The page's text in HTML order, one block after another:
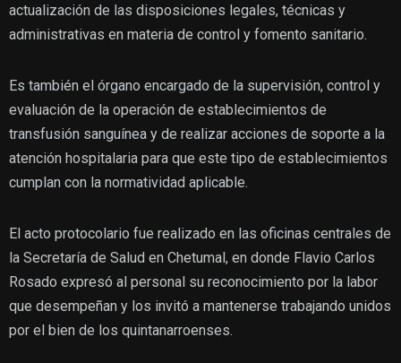
actualización de las disposiciones legales, técnicas y
administrativas en materia de control y fomento sanitario.
Es también el órgano encargado de la supervisión, control y
evaluación de la operación de establecimientos de
transfusión sanguínea y de realizar acciones de soporte a la
atención hospitalaria para que este tipo de establecimientos
cumplan con la normatividad aplicable.
El acto protocolario fue realizado en las oficinas centrales de
la Secretaría de Salud en Chetumal, en donde Flavio Carlos
Rosado expresó al personal su reconocimiento por la labor
que desempeñan y los invitó a mantenerse trabajando unidos
por el bien de los quintanarroenses.